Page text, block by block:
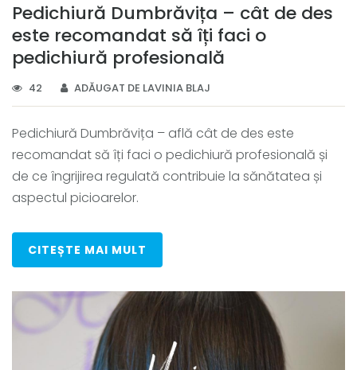
Pedichiură Dumbrăvița – cât de des
este recomandat să îți faci o
pedichiură profesională
42 ADĂUGAT DE LAVINIA BLAJ
Pedichiură Dumbrăvița – află cât de des este
recomandat să îți faci o pedichiură profesională și
de ce îngrijirea regulată contribuie la sănătatea și
aspectul picioarelor.
CITEȘTE MAI MULT